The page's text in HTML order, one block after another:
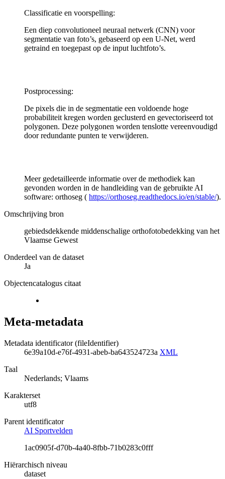
Classificatie en voorspelling:
Een diep convolutioneel neuraal netwerk (CNN) voor
segmentatie van foto’s, gebaseerd op een U-Net, werd
getraind en toegepast op de input luchtfoto’s.
Postprocessing:
De pixels die in de segmentatie een voldoende hoge
probabiliteit kregen worden geclusterd en gevectoriseerd tot
polygonen. Deze polygonen worden tenslotte vereenvoudigd
door redundante punten te verwijderen.
Meer gedetailleerde informatie over de methodiek kan
gevonden worden in de handleiding van de gebruikte AI
software: orthoseg ( https://orthoseg.readthedocs.io/en/stable/).
Omschrijving bron
gebiedsdekkende middenschalige orthofotobedekking van het
Vlaamse Gewest
Onderdeel van de dataset
Ja
Objectencatalogus citaat
Meta-metadata
Metadata identificator (fileIdentifier)
6e39a10d-e76f-4931-abeb-ba643524723a XML
Taal
Nederlands; Vlaams
Karakterset
utf8
Parent identificator
AI Sportvelden
1ac0905f-d70b-4a40-8fbb-71b0283c0fff
Hiërarchisch niveau
dataset